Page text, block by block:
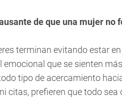
de que una mujer no
terminan evitando estar
emocional que se sienten
tipo de acercamiento
citas, prefieren que todo sea